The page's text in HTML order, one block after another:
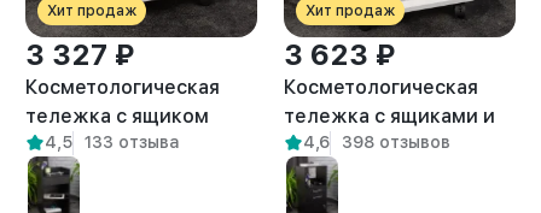
Хит продаж
3 327 ₽
Косметологическая
тележка с ящиком
Орта белая
4,5 133 отзыва
Хит продаж
3 623 ₽
Косметологическая
тележка с ящиками и
замком Нера белая
4,6 398 отзывов